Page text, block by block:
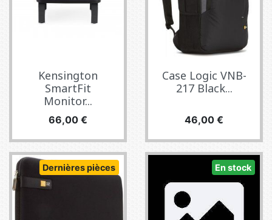
Kensington
SmartFit
Monitor...
Prix
66,00 €
Case Logic VNB-
217 Black...
Prix
46,00 €
Dernières pièces En stock